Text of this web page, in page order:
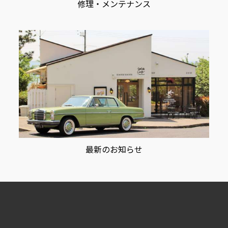
修理・メンテナンス
最新のお知らせ